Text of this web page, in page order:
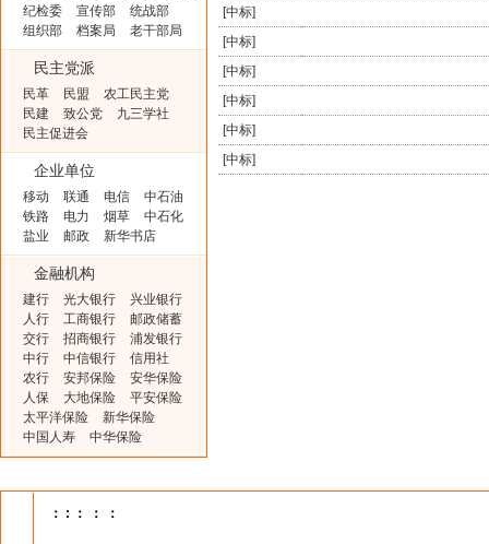
纪检委
宣传部
统战部
组织部
档案局 老干部局
民主党派
民革 民盟
农工民主党
民建
致公党
九三学社
民主促进会
企业单位
移动 联通 电信
中石油
铁路
电力 烟草
中石化
盐业
邮政 新华书店
金融机构
建行 光大银行
兴业银行
人行
工商银行
邮政储蓄
交行
招商银行
浦发银行
中行
中信银行
信用社
农行
安邦保险
安华保险
人保
大地保险
平安保险
太平洋保险
新华保险
中国人寿
中华保险
[中标]
[中标]
[中标]
[中标]
[中标]
[中标]
： : ： ： ：